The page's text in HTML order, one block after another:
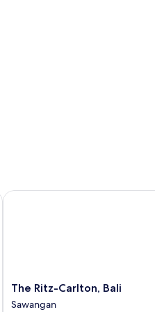
The
Ritz-
The Ritz-Carlton, Bali
Sawangan
The Ritz-Carlton, Bali